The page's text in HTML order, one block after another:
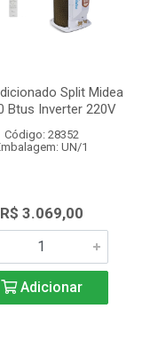
Split Midea
Btus Inverter 220V
Código: 28352
UN/1
R$ 3.069,00
Adicionar